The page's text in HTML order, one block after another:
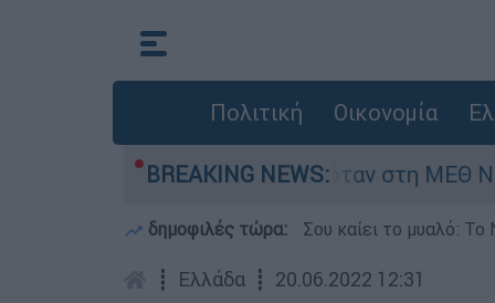
Πολιτική Οικονομία
BREAKING NEWS:
8 ημερών - Νοσηλευόταν στη ΜΕΘ
δημοφιλές τώρα: Σου καίει το μυαλό:
┋ Ελλάδα ┋ 20.06.2022 12:31